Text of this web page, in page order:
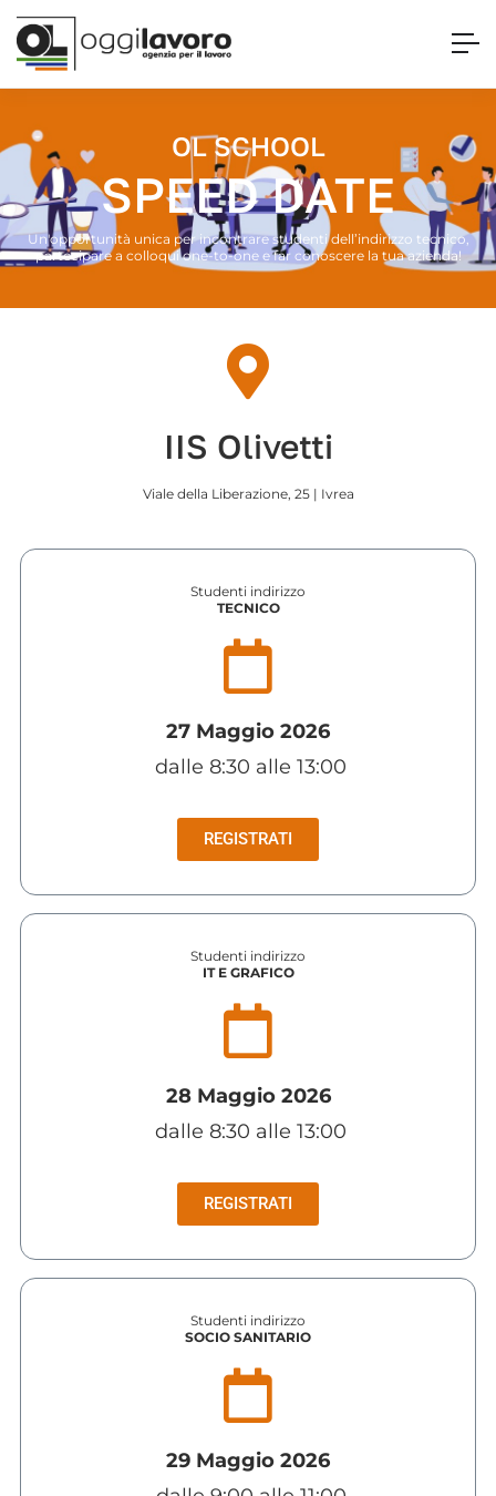
OL SCHOOL
SPEED DATE
Un'opportunità unica per incontrare studenti dell’indirizzo tecnico,
partecipare a colloqui one-to-one e far conoscere la tua azienda!
IIS Olivetti
Viale della Liberazione, 25 | Ivrea
Studenti indirizzo
TECNICO
27 Maggio 2026
dalle 8:30 alle 13:00
REGISTRATI
Studenti indirizzo
IT E GRAFICO
28 Maggio2026
dalle 8:30 alle 13:00
REGISTRATI
Studenti indirizzo
SOCIO SANITARIO
29 Maggio 2026